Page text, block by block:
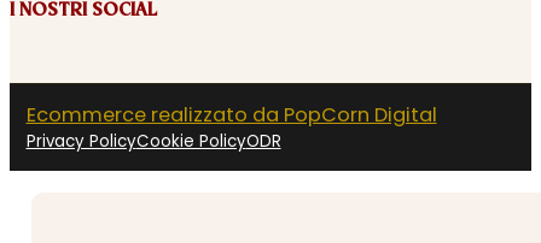
I NOSTRI SOCIAL
Ecommerce realizzato da PopCorn Digital
Privacy PolicyCookie PolicyODR